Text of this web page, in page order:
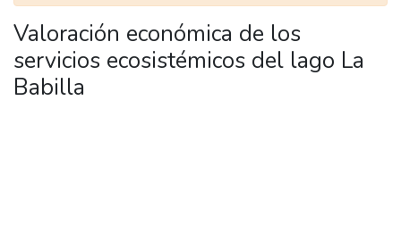
Valoración económica de los
servicios ecosistémicos del lago La
Babilla